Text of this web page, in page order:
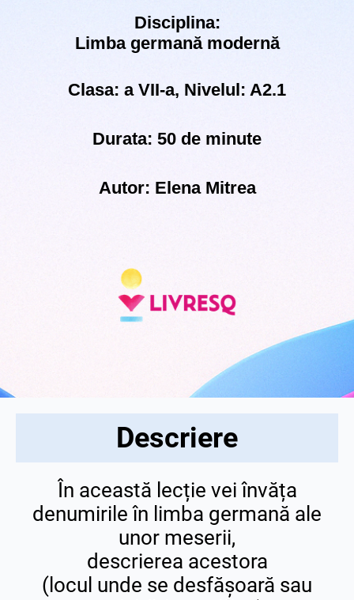
Disciplina:
Limba germană modernă
Clasa: a VII-a, Nivelul: A2.1
Durata: 50 de minute
Autor: Elena Mitrea
Descriere
În această lecție vei învăța
denumirile în limba germană ale
unor meserii,
descrierea acestora
(locul unde se desfășoară sau